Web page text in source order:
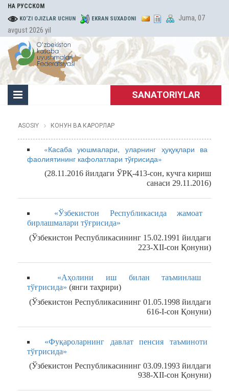
НА РУССКОМ
KO‘ZI OJIZLAR UCHUN EKRAN SUXADONI
Juma, 07
avgust 2026 yil
SANATORIYLAR
ASOSIY КОНУН ВА КАРОРЛАР
«Касаба уюшмалари, уларнинг ҳуқуқлари ва
фаолиятининг кафолатлари тўғрисида»
(28.11.2016 йилдаги ЎРҚ-413-сон, кучга кириш
санаси 29.11.2016)
«Ўзбекистон Республикасида жамоат
бирлашмалари тўғрисида»
(Ўзбекистон Республикасининг 15.02.1991 йилдаги
223-XII-сон Қонуни)
«Аҳолини иш билан таъминлаш
тўғрисида» (янги таҳрири)
(Ўзбекистон Республикасининг 01.05.1998 йилдаги
616-I-сон Қонуни)
«Фуқароларнинг давлат пенсия таъминоти
тўғрисида»
(Ўзбекистон Республикасининг 03.09.1993 йилдаги
938-XII-сон Қонуни)